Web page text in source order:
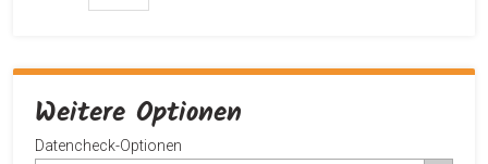
Weitere Optionen
Datencheck-Optionen